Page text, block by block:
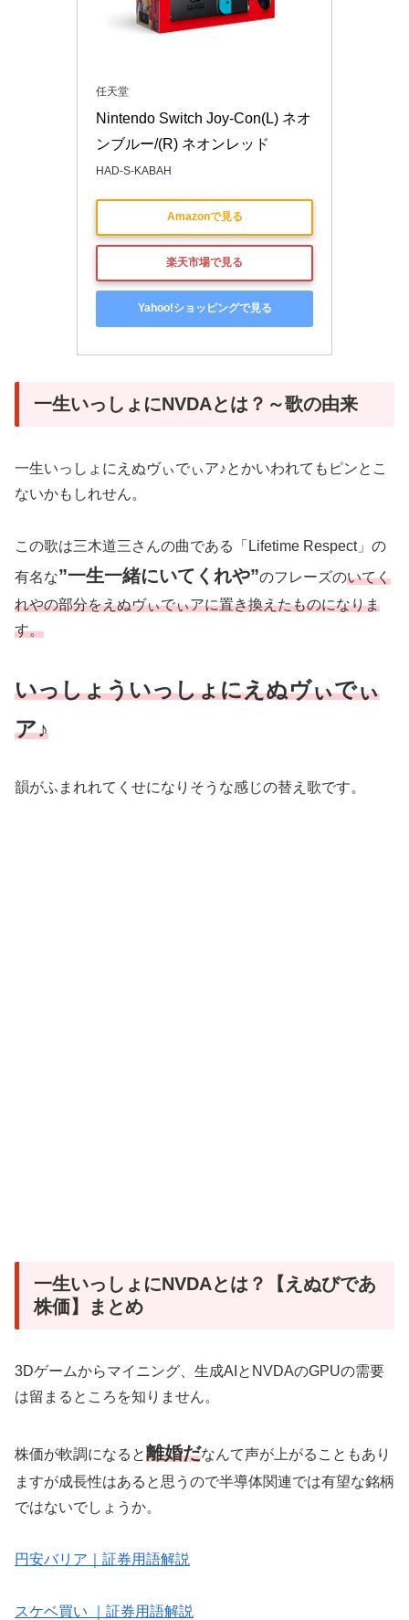
任天堂
Nintendo Switch Joy-Con(L) ネオ
ンブルー/(R) ネオンレッド
HAD-S-KABAH
Amazonで見る
楽天市場で見る
Yahoo!ショッピングで見る
一生いっしょにNVDAとは？～歌の由来
一生いっしょにえぬヴぃでぃア♪とかいわれてもピンとこ
ないかもしれせん。
この歌は三木道三さんの曲である「Lifetime Respect」の
有名な”一生一緒にいてくれや”のフレーズのいてく
れやの部分をえぬヴぃでぃアに置き換えたものになりま
す。
いっしょういっしょにえぬヴぃでぃ
ア♪
韻がふまれれてくせになりそうな感じの替え歌です。
一生いっしょにNVDAとは？【えぬびであ
株価】まとめ
3Dゲームからマイニング、生成AIとNVDAのGPUの需要
は留まるところを知りません。
株価が軟調になると離婚だなんて声が上がることもあり
ますが成長性はあると思うので半導体関連では有望な銘柄
ではないでしょうか。
円安バリア｜証券用語解説
スケベ買い ｜証券用語解説